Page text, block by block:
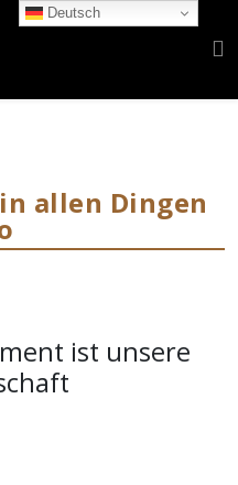
Deutsch
allen Dingen
ist unsere